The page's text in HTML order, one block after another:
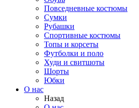
Повседневные костюмы
Сумки
Рубашки
Спортивные костюмы
Топы и корсеты
Футболки и поло
Худи и свитшоты
Шорты
Юбки
О нас
Назад